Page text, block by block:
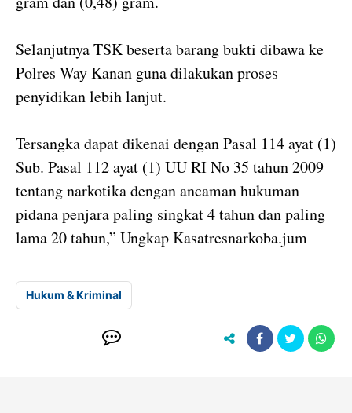
Selanjutnya TSK beserta barang bukti dibawa ke
Polres Way Kanan guna dilakukan proses
penyidikan lebih lanjut.
Tersangka dapat dikenai dengan Pasal 114 ayat (1)
Sub. Pasal 112 ayat (1) UU RI No 35 tahun 2009
tentang narkotika dengan ancaman hukuman
pidana penjara paling singkat 4 tahun dan paling
lama 20 tahun,” Ungkap Kasatresnarkoba.jum
Hukum & Kriminal